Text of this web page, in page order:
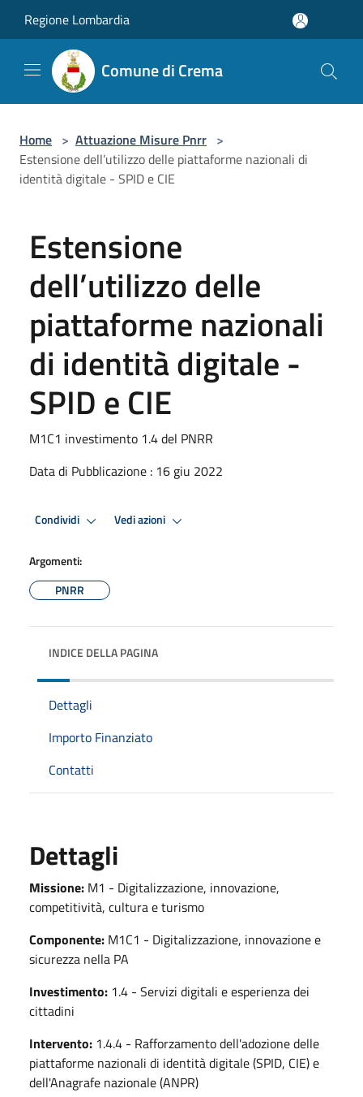
Regione Lombardia
Comune di Crema
Home > Attuazione Misure Pnrr >
Estensione dell’utilizzo delle piattaforme nazionali di
identità digitale - SPID e CIE
Estensione
dell’utilizzo delle
piattaforme nazionali
di identità digitale -
SPID e CIE
M1C1 investimento 1.4 del PNRR
Data di Pubblicazione : 16 giu 2022
Condividi Vedi azioni
Argomenti:
PNRR
INDICE DELLA PAGINA
Dettagli
Importo Finanziato
Contatti
Dettagli
Missione: M1 - Digitalizzazione, innovazione,
competitività, cultura e turismo
Componente: M1C1 - Digitalizzazione, innovazione e
sicurezza nella PA
Investimento: 1.4 - Servizi digitali e esperienza dei
cittadini
Intervento: 1.4.4 - Rafforzamento dell'adozione delle
piattaforme nazionali di identità digitale (SPID, CIE) e
dell'Anagrafe nazionale (ANPR)